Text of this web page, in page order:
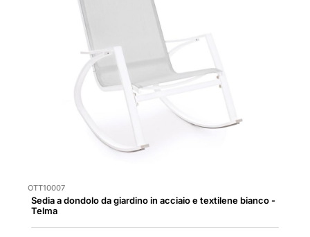
OTT10007
Sedia a dondolo da giardino in acciaio e textilene bianco -
Telma